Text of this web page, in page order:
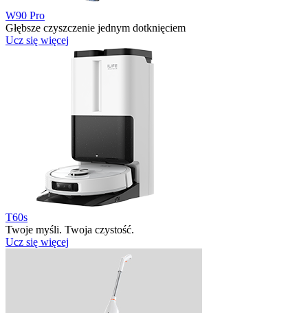
W90 Pro
Głębsze czyszczenie jednym dotknięciem
Ucz się więcej
T60s
Twoje myśli. Twoja czystość.
Ucz się więcej